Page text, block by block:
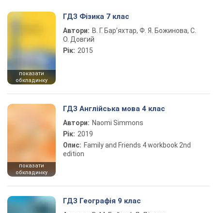
показати
обкладинку
ГДЗ Фізика 7 клас
Автори: В. Г. Бар’яхтар, Ф. Я. Божинова, С.
О. Довгий
Рік: 2015
показати
обкладинку
ГДЗ Англійська мова 4 клас
Автори: Naomi Simmons
Рік: 2019
Опис: Family and Friends 4 workbook 2nd
edition
ГДЗ Географія 9 клас